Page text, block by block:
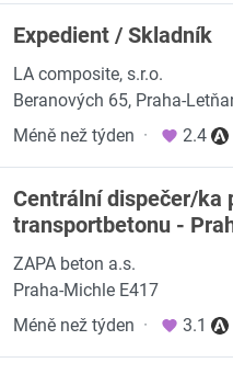
Expedient / Skladník
LA composite, s.r.o.
Beranových 65, Praha-
Méně než týden · 2.4
Centrální dispečer/ka
transportbetonu -
ZAPA beton a.s.
Praha-Michle E417
Méně než týden · 3.1